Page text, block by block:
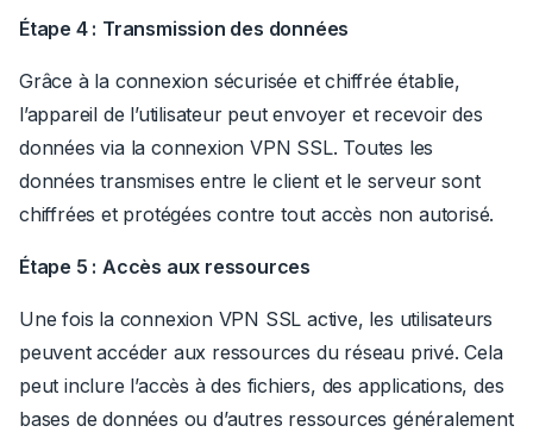
Étape 4 : Transmission des données
Grâce à la connexion sécurisée et chiffrée établie,
l’appareil de l’utilisateur peut envoyer et recevoir des
données via la connexion VPN SSL. Toutes les
données transmises entre le client et le serveur sont
chiffrées et protégées contre tout accès non autorisé.
Étape 5 : Accès aux ressources
Une fois la connexion VPN SSL active, les utilisateurs
peuvent accéder aux ressources du réseau privé. Cela
peut inclure l’accès à des fichiers, des applications, des
bases de données ou d’autres ressources généralement